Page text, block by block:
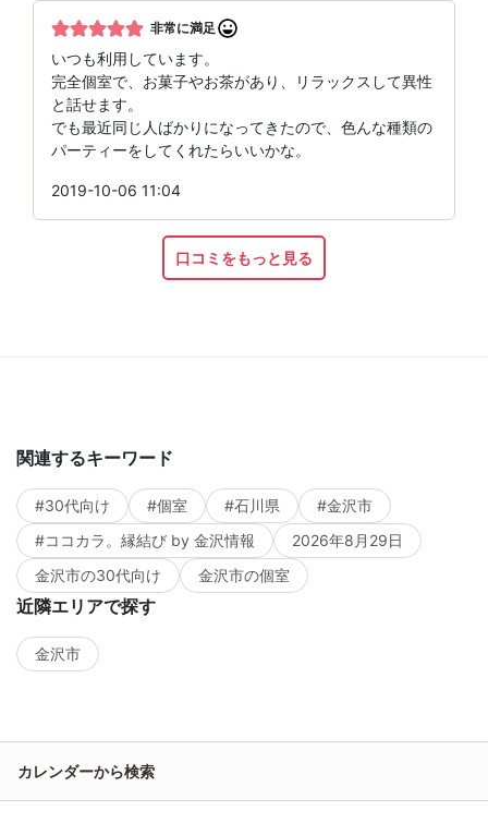
非常に満足
いつも利用しています。
完全個室で、お菓子やお茶があり、リラックスして異性
と話せます。
でも最近同じ人ばかりになってきたので、色んな種類の
パーティーをしてくれたらいいかな。
2019-10-06 11:04
口コミをもっと見る
関連するキーワード
#30代向け #個室 #石川県
#金沢市
#ココカラ。縁結び by 金沢情報
2026年8月29日
金沢市の30代向け
金沢市の個室
近隣エリアで探す
金沢市
カレンダーから検索